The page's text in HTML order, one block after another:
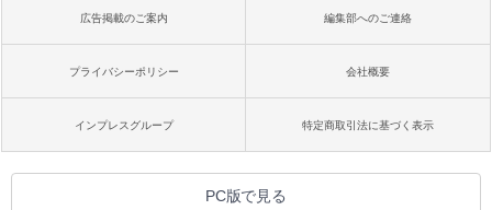
広告掲載のご案内 編集部へのご連絡
プライバシーポリシー 会社概要
インプレスグループ 特定商取引法に基づく表示
PC版で見る